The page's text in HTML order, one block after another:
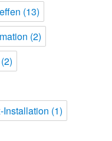
(13)
(2)
(2)
Installation (1)